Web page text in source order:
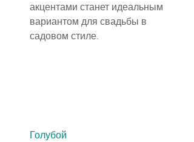
акцентами станет идеальным
вариантом для свадьбы в
садовом стиле.
Голубой